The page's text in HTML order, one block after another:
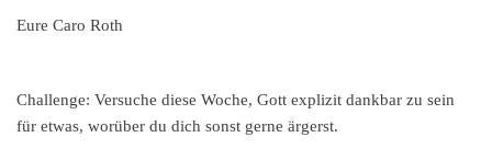
Eure Caro Roth
Challenge: Versuche diese Woche, Gott explizit dankbar zu sein
für etwas, worüber du dich sonst gerne ärgerst.